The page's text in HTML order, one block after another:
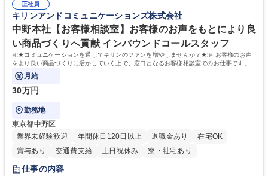
でも質問・相談できる環境が整っているため、安心して成長できます。 募
集職種 【森ビルG】人事・総務◆賞与5ヶ月◆年休120日◆残業少なめ◆
リモート可
務に挑戦できるため、自身の成長と組織への貢献度をダイレクトに実感で
きます。 残業少なめ、週1日リモート可など、ワークライフバランスを保
ち長期活躍できる環境です。 「これまでの幅広い経験を活かし、長期的な
キャリアを築きたい」という前向きな意欲と挑戦を全力で応援します。 学
歴・資格 学歴：大学院 大学 高専 短大 専修学校 高校 語学力： 資格：日商
簿記検定1級 日商簿記検定2級 日商簿記検定3級
正社員
キリンアンドコミュニケーションズ株式会社
中野本社【お客様相談室】お客様のお声をもとにより良
い商品づくりへ貢献 インバウンドコールスタッフ
≪★コミュニケーションを通してキリンのファンを増やしませんか？★≫ お客様のお声
をより良い商品づくりに活かしていく上で、窓口となるお客様相談室でのお仕事です。
月給
30万円
勤務地
東京都中野区
業界未経験歓迎
年間休日120日以上 退職金あり
在宅OK
賞与あり
交通費支給 土日祝休み 寮・社宅あり
仕事の内容